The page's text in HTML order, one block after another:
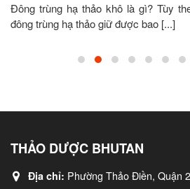
Đông trùng hạ thảo khô là gì? Tùy
đông trùng hạ thảo giữ được bao [...]
THẢO DƯỢC BHUTAN
Địa chỉ: Phường Thảo Điền, Quận